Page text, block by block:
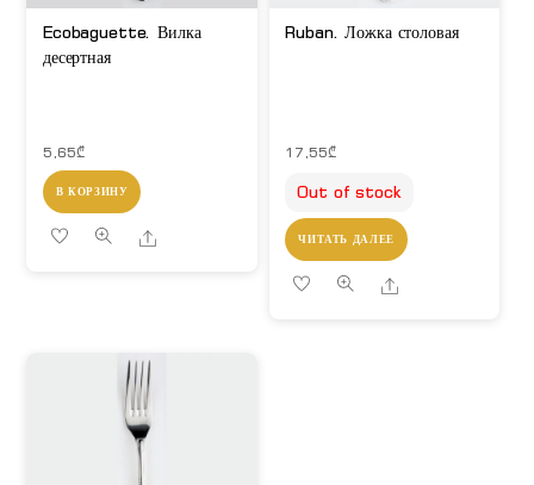
Ecobaguette. Вилка
десертная
5,65₾
В КОРЗИНУ
Share
Ruban. Ложка столовая
17,55₾
Out of stock
ЧИТАТЬ ДАЛЕЕ
Share